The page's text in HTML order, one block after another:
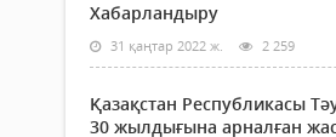
Хабарландыру
31 қаңтар 2022 ж. 2 259
Қазақстан Республикасы
30 жылдығына арналған